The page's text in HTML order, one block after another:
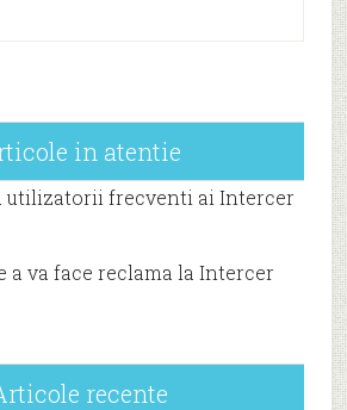
in atentie
utilizatorii frecventi ai Intercer
a va face reclama la Intercer
recente